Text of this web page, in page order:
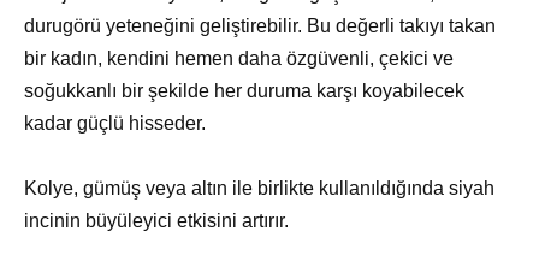
durugörü yeteneğini geliştirebilir. Bu değerli takıyı takan
bir kadın, kendini hemen daha özgüvenli, çekici ve
soğukkanlı bir şekilde her duruma karşı koyabilecek
kadar güçlü hisseder.
Kolye, gümüş veya altın ile birlikte kullanıldığında siyah
incinin büyüleyici etkisini artırır.